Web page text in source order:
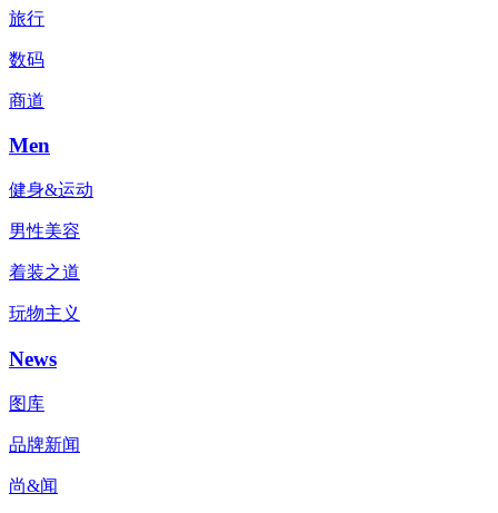
旅行
数码
商道
Men
健身&运动
男性美容
着装之道
玩物主义
News
图库
品牌新闻
尚&闻